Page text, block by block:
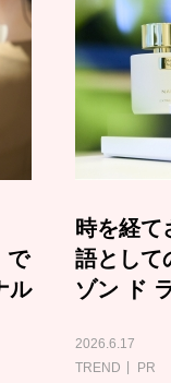
で
ル
時を経
語として
ゾン ド
2026.6.17
TREND
PR